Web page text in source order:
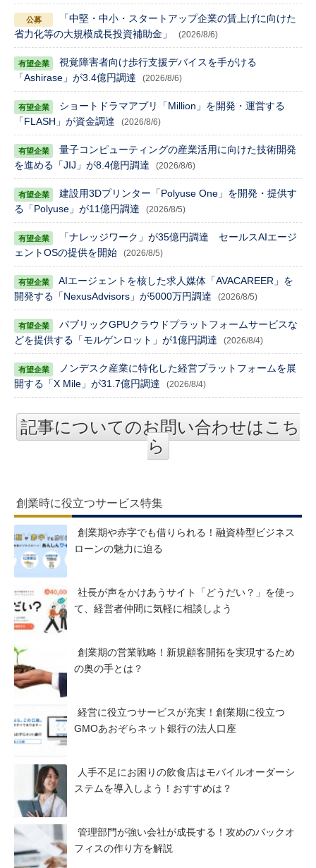
「中堅・中小・スタートアップ企業の賃上げに向けた
省力化等の大規模成長投資補助金」
(2026/8/6)
視覚障害者向け歩行支援デバイスを手がける
「Ashirase」が3.4億円調達
(2026/8/6)
ショートドラマアプリ「Million」を開発・運営する
「FLASH」が資金調達
(2026/8/6)
量子コンピューティングの産業活用に向けた技術開発
を進める「JIJ」が8.4億円調達
(2026/8/6)
建設用3Dプリンター「Polyuse One」を開発・提供す
る「Polyuse」が11億円調達
(2026/8/5)
「ナレッジワーク」が35億円調達 セールスAIエージ
ェントOSの提供を開始
(2026/8/5)
AIエージェントを核した求人媒体「AVACAREER」を
開発する「NexusAdvisors」が5000万円調達
(2026/8/5)
パブリックGPUクラウドプラットフォームサービスな
どを提供する「モルゲンロット」が1億円調達
(2026/8/4)
ノンデスク産業に特化した経営プラットフォームを展
開する「X Mile」が31.7億円調達
(2026/8/4)
記事についてのお問い合わせはこち
ら
創業時に役立つサービス特集
創業期や赤字でも借りられる！融資枠型ビジネス
ローンの魅力に迫る
社長が声をかけあうサイト「どうだい？」を使っ
て、経営者仲間に気軽に相談しよう
創業期の営業戦略！新規顧客開拓を実現するため
の奥の手とは？
経営に役立つサービスが充実！創業期に役立つ
GMOあおぞらネット銀行の法人口座
人手不足にお困りの飲食店はモバイルオーダーシ
ステムを導入しよう！おすすめは？
管理部門が強い会社が成長する！攻めのバックオ
フィスの作り方を解説